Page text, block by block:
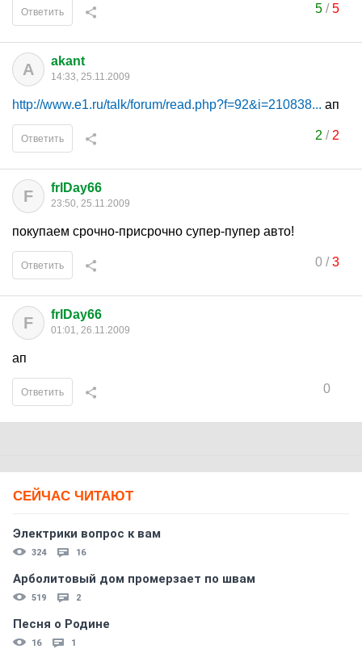
5/5
Ответить
A akant
14:33, 25.11.2009
http://www.e1.ru/talk/forum/read.php?f=92&i=210838... ап
2 / 2
Ответить
F frIDay66
23:50, 25.11.2009
покупаем срочно-присрочно супер-пупер авто!
0/3
Ответить
F frIDay66
01:01, 26.11.2009
ап
0
Ответить
СЕЙЧАС ЧИТАЮТ
Электрики вопрос к вам
324 16
Арболитовый дом промерзает по швам
519 2
Песня о Родине
16 1